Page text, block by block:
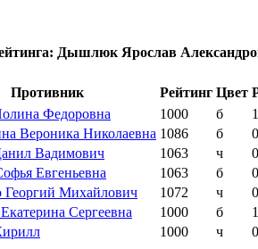
Дышлюк Ярослав
Противник Рейтинг Цвет
Федоровна 1000 б
Вероника Николаевна 1086 б
Вадимович 1063 ч
Евгеньевна 1063 б
Георгий Михайлович 1072 ч
Сергеевна 1000 б
1000 ч